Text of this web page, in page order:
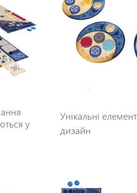
у
Унікальні
дизайн